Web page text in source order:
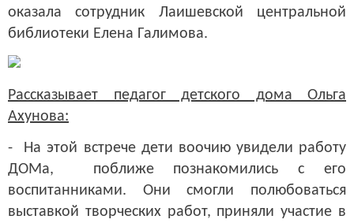
оказала сотрудник Лаишевской центральной
библиотеки Елена Галимова.
Рассказывает педагог детского дома Ольга
Ахунова:
- На этой встрече дети воочию увидели работу
ДОМа, поближе познакомились с его
воспитанниками. Они смогли полюбоваться
выставкой творческих работ, приняли участие в